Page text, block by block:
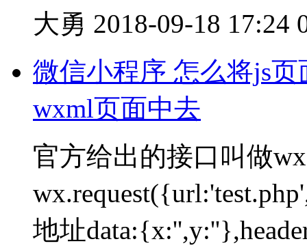
大勇 2018-09-18 17:24
微信小程序 怎么将js页
wxml页面中去
官方给出的接口叫做
地址